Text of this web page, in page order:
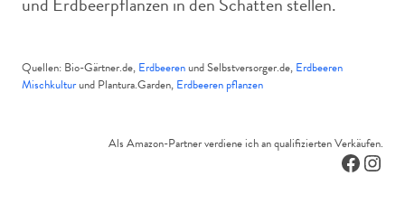
Quellen: Bio-Gärtner.de, Erdbeerenund Selbstversorger.de, Erdbeeren
Mischkulturund Plantura.Garden, Erdbeeren pflanzen
Als Amazon-Partner verdiene ich an qualifizierten Verkäufen.